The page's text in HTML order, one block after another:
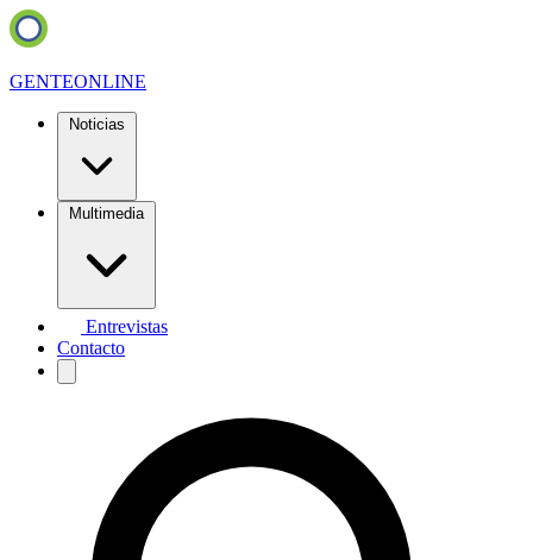
GENTEONLINE
Noticias
Multimedia
Entrevistas
Contacto